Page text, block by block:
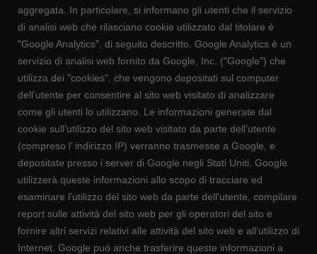
aggregata. In particolare, si informano gli utenti che il servizio
di analisi web che rilasciano cookie utilizzato dal titolare è
"Google Analytics", di seguito descritto. Google Analytics è un
servizio di analisi web fornito da Google, Inc. ("Google") che
utilizza dei "cookies", che vengono depositati sul computer
dell’utente per consentire al sito web visitato di analizzare
come gli utenti lo utilizzano. Le informazioni generate dal
cookie sull’utilizzo del sito web visitato da parte dell’utente
(compreso l’ indirizzo IP) verranno trasmesse a Google, e
depositate presso i server di Google negli Stati Uniti. Google
utilizzerà queste informazioni allo scopo di tracciare ed
esaminare l’utilizzo del sito web da parte dell’utente, compilare
report sulle attività del sito web per gli operatori del sito e
fornire altri servizi relativi alle attività del sito web e all’utilizzo di
Internet. Google può anche trasferire queste informazioni a